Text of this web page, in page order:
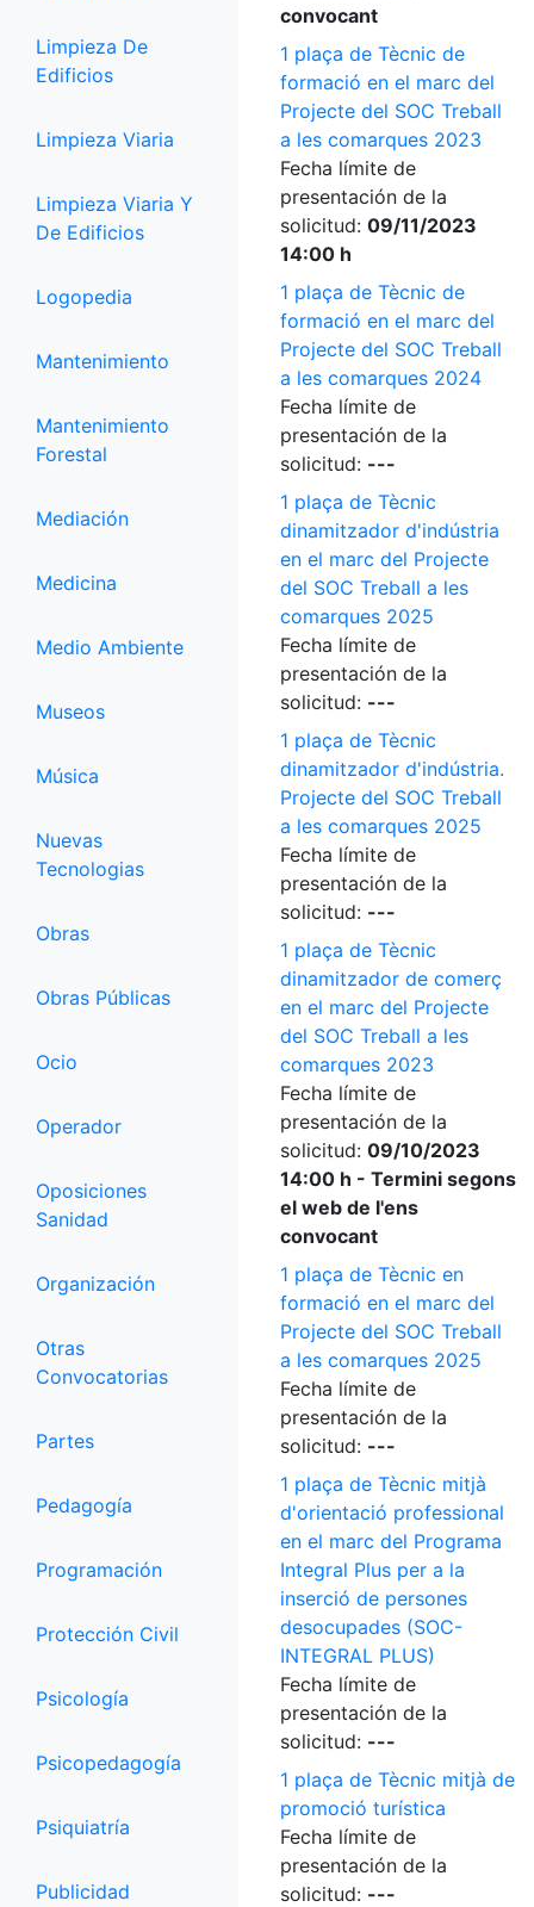
Limpieza De
Edificios
Limpieza Viaria
Limpieza Viaria Y
De Edificios
Logopedia
Mantenimiento
Mantenimiento
Forestal
Mediación
Medicina
Medio Ambiente
Museos
Música
Nuevas
Tecnologias
Obras
Obras Públicas
Ocio
Operador
Oposiciones
Sanidad
Organización
Otras
Convocatorias
Partes
Pedagogía
Programación
Protección Civil
Psicología
Psicopedagogía
Psiquiatría
Publicidad
convocant
1 plaça de Tècnic de
formació en el marc del
Projecte del SOC Treball
a les comarques 2023
Fecha límite de
presentación de la
solicitud: 09/11/2023
14:00 h
1 plaça de Tècnic de
formació en el marc del
Projecte del SOC Treball
a les comarques 2024
Fecha límite de
presentación de la
solicitud: ---
1 plaça de Tècnic
dinamitzador d'indústria
en el marc del Projecte
del SOC Treball a les
comarques 2025
Fecha límite de
presentación de la
solicitud: ---
1 plaça de Tècnic
dinamitzador d'indústria.
Projecte del SOC Treball
a les comarques 2025
Fecha límite de
presentación de la
solicitud: ---
1 plaça de Tècnic
dinamitzador de comerç
en el marc del Projecte
del SOC Treball a les
comarques 2023
Fecha límite de
presentación de la
solicitud: 09/10/2023
14:00 h - Termini segons
el web de l'ens
convocant
1 plaça de Tècnic en
formació en el marc del
Projecte del SOC Treball
a les comarques 2025
Fecha límite de
presentación de la
solicitud: ---
1 plaça de Tècnic mitjà
d'orientació professional
en el marc del Programa
Integral Plus per a la
inserció de persones
desocupades (SOC-
INTEGRAL PLUS)
Fecha límite de
presentación de la
solicitud: ---
1 plaça de Tècnic mitjà de
promoció turística
Fecha límite de
presentación de la
solicitud: ---